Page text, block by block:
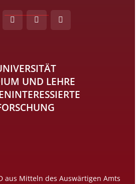
UND LEHRE
aus Mitteln des Auswärtigen Amts